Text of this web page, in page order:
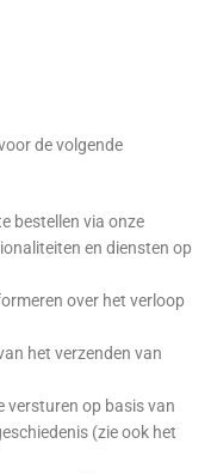
de volgende
bestellen via onze
en diensten op
over het verloop
het verzenden van
versturen op basis van
(zie ook het